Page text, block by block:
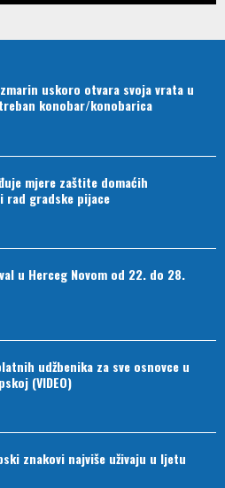
uskoro otvara svoja vrata u
konobar/konobarica
mjere zaštite domaćih
rad gradske pijace
u Herceg Novom od 22. do 28.
udžbenika za sve osnovce u
(VIDEO)
znakovi najviše uživaju u ljetu